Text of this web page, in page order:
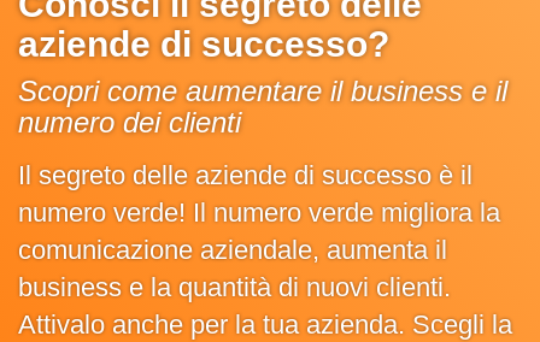
aziende di successo?
Scopri come aumentare il business e il
numero dei clienti
Il segreto delle aziende di successo è il
numero verde! Il numero verde migliora la
comunicazione aziendale, aumenta il
business e la quantità di nuovi clienti.
Attivalo anche per la tua azienda. Scegli la